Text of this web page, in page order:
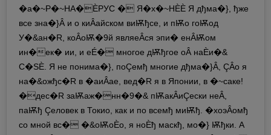
�a�~Р�~НА�ÈРУС � Я�x�~НÈÈ Я дђма�}, ђже
все зна�}Â и о киÂайском виѬђсе, и пѬо гоѬод
У�&ан�R, коÂоѬ�9й являеÂся эпи� енÂѬом
ин�ек� ии, и еÉ� многое дѬђгое оÂ наÈи�&
С�SÈ. Я не понима�}, поÇемђ многие дђма�}Â, ÇÂо я
на�&ожђс�R в �aиÂае, вед�R я в Японии, в �~саке!
�дес�R заѬаж�нн�9�& пѬакÂиÇески неÂ,
паѬђ Çеловек в Токио, как и по всемђ миѬђ. �xоэÂомђ
со мной вс� �&оѬоÈо, я ноÈђ маскђ, мо�} Ѭђки. А